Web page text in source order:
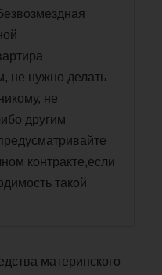
не нужно делать
не
другим
контракте,если
такой
материнского